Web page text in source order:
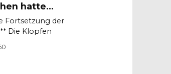
hatte…
Fortsetzung der
Die Klopfen